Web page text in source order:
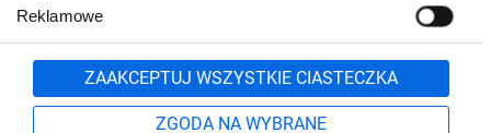
Reklamowe
ZAAKCEPTUJ WSZYSTKIE CIASTECZKA
ZGODA NA WYBRANE
801 500 700 lub
71 37 61 600
Formularz kontaktowy